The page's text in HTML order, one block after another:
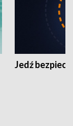
Jedź